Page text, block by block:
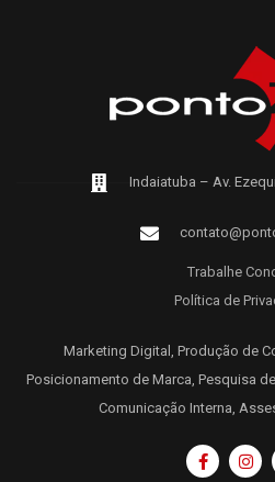
Indaiatuba – Av.
Trabalhe
Política de
Marketing Digital, Produção de
Posicionamento de Marca, Pesquisa
Comunicação Interna,